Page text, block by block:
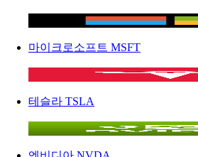
마이크로소프트 MSFT
테슬라 TSLA